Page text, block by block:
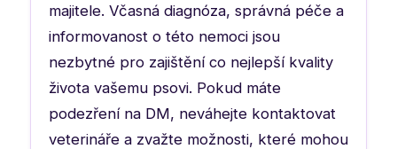
majitele. Včasná diagnóza, správná péče a
informovanost o této nemoci jsou
nezbytné pro zajištění co nejlepší kvality
života vašemu psovi. Pokud máte
podezření na DM, neváhejte kontaktovat
veterináře a zvažte možnosti, které mohou